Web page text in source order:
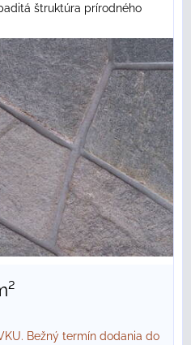
štruktúra prírodného
Bežný termín dodania do